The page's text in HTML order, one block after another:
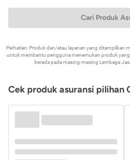
Cari Produk
Perhatian: Produk dan/atau layanan yang ditampilkan
untuk membantu pengguna menemukan produk
berada pada masing-masing Lembaga
Cek produk asuransi pilihan